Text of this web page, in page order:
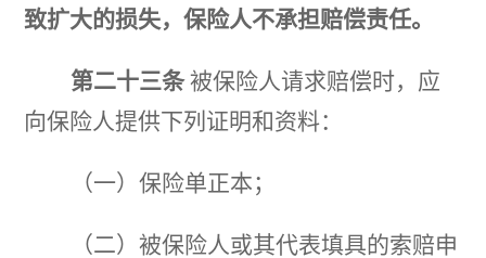
致扩大的损失，保险人不承担赔偿责任。
第二十三条 被保险人请求赔偿时，应
向保险人提供下列证明和资料：
（一）保险单正本；
（二）被保险人或其代表填具的索赔申